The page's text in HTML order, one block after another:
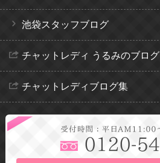
池袋スタッフブログ
チャットレディ うるみのブログ
チャットレディブログ集